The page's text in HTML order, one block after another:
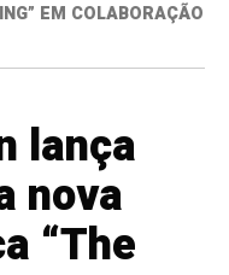
EM COLABORAÇÃO
lança
nova
“The